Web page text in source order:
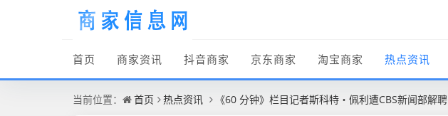
首页 商家资讯 抖音商家 京东商家 淘宝商家 热点资讯
当前位置： 首页 热点资讯 《60 分钟》栏目记者斯科特・佩利遭CBS新闻部解聘